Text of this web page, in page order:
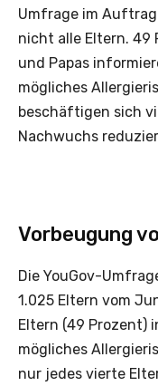
Umfrage im
nicht alle Eltern. 49
und Papas
mögliches
beschäftigen sich
Nachwuchs
Vorbeugung
Die YouGov-
1.025 Eltern vom
Eltern (49 Prozent)
mögliches
nur jedes vierte